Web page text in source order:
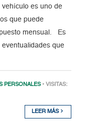
es uno de
que puede
mensual. Es
que
PERSONALES • VISITAS:
LEER MÁS